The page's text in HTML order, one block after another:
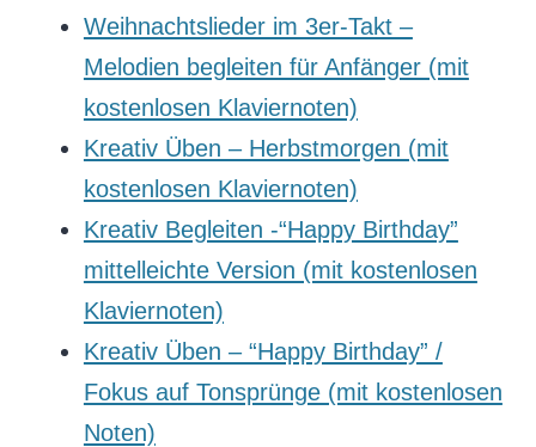
Weihnachtslieder im 3er-Takt –
Melodien begleiten für Anfänger (mit
kostenlosen Klaviernoten)
Kreativ Üben – Herbstmorgen (mit
kostenlosen Klaviernoten)
Kreativ Begleiten -“Happy Birthday”
mittelleichte Version (mit kostenlosen
Klaviernoten)
Kreativ Üben – “Happy Birthday” /
Fokus auf Tonsprünge (mit kostenlosen
Noten)